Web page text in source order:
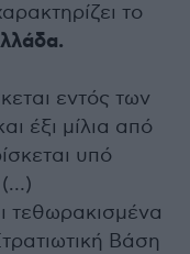
το
εντός των
έξι μίλια από
υπό
(…)
τεθωρακισμένα
Βάση